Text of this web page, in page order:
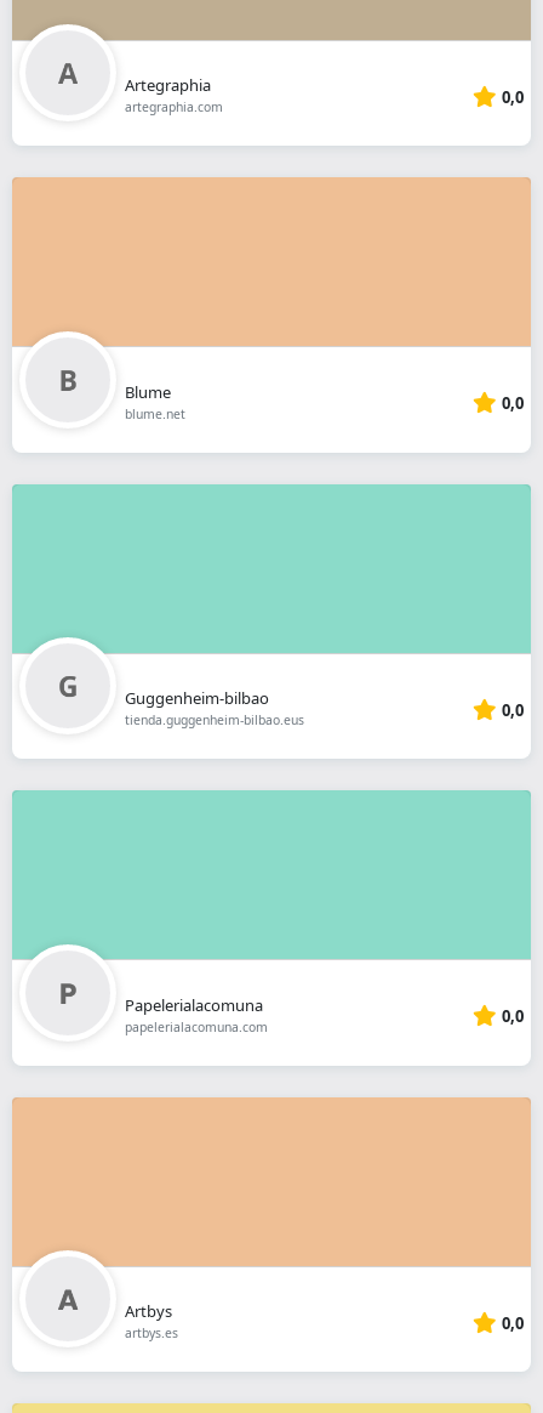
Artegraphia
artegraphia.com 0,0
Blume
blume.net 0,0
Guggenheim-bilbao
tienda.guggenheim-bilbao.eus 0,0
Papelerialacomuna
papelerialacomuna.com 0,0
Artbys
artbys.es 0,0